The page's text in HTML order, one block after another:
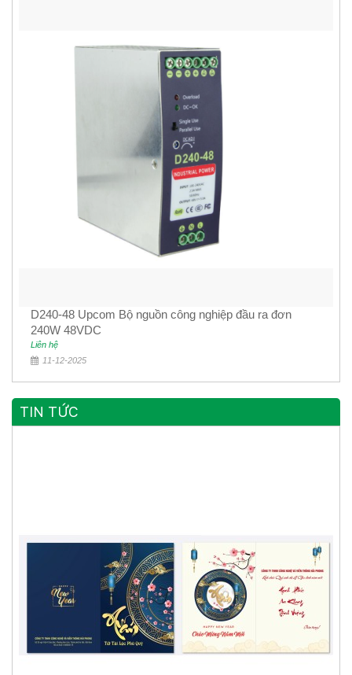
D240-48 Upcom Bộ nguồn công nghiệp đầu ra đơn
240W 48VDC
Liên hệ
11-12-2025
TIN TỨC